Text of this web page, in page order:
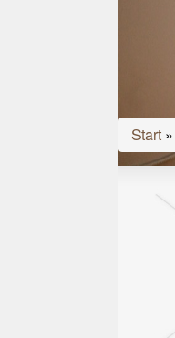
Start »